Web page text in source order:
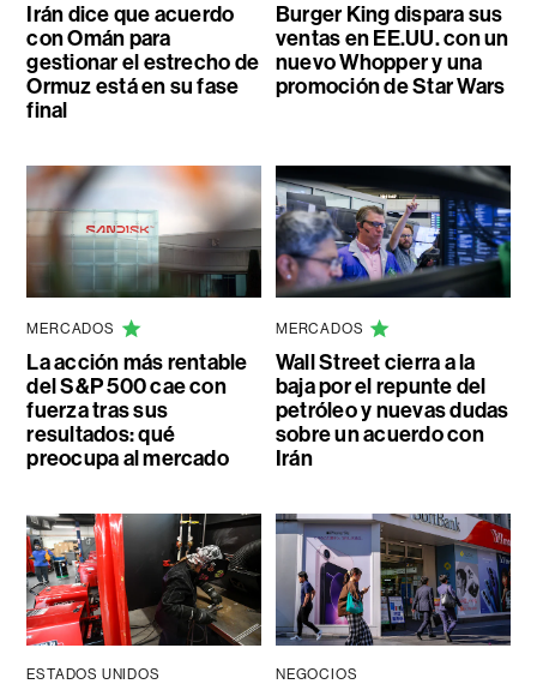
Irán dice que acuerdo
con Omán para
gestionar el estrecho de
Ormuz está en su fase
final
Burger King dispara sus
ventas en EE.UU. con un
nuevo Whopper y una
promoción de Star Wars
MERCADOS
La acción más rentable
del S&P 500 cae con
fuerza tras sus
resultados: qué
preocupa al mercado
MERCADOS
Wall Street cierra a la
baja por el repunte del
petróleo y nuevas dudas
sobre un acuerdo con
Irán
ESTADOS UNIDOS NEGOCIOS